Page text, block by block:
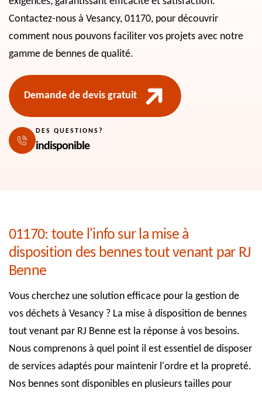
Contactez-nous à Vesancy, 01170, pour découvrir
comment nous pouvons faciliter vos projets avec notre
gamme de bennes de qualité.
Demande de devis gratuit
DES QUESTIONS?
indisponible
01170: toute l'info sur la mise à
disposition des bennes tout venant par RJ
Benne
Vous cherchez une solution efficace pour la gestion de
vos déchets à Vesancy ? La mise à disposition de bennes
tout venant par RJ Benne est la réponse à vos besoins.
Nous comprenons à quel point il est essentiel de disposer
de services adaptés pour maintenir l'ordre et la propreté.
Nos bennes sont disponibles en plusieurs tailles pour